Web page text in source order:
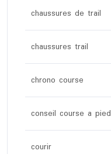
chaussures de trail
chaussures trail
chrono course
conseil course a pied
courir